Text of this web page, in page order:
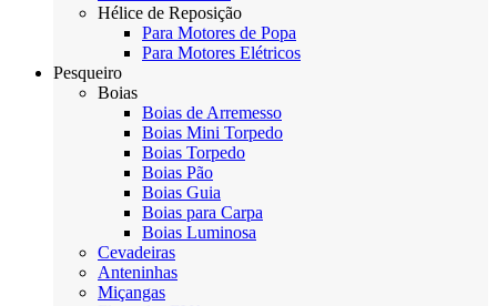
Hélice de Reposição
Para Motores de Popa
Para Motores Elétricos
Pesqueiro
Boias
Boias de Arremesso
Boias Mini Torpedo
Boias Torpedo
Boias Pão
Boias Guia
Boias para Carpa
Boias Luminosa
Cevadeiras
Anteninhas
Miçangas